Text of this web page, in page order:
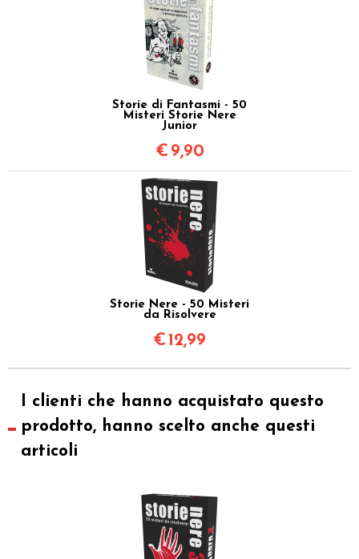
Storie di Fantasmi - 50
Misteri Storie Nere
Junior
€ 9,90
Storie Nere - 50 Misteri
da Risolvere
€ 12,99
I clienti che hanno acquistato questo
prodotto, hanno scelto anche questi
articoli